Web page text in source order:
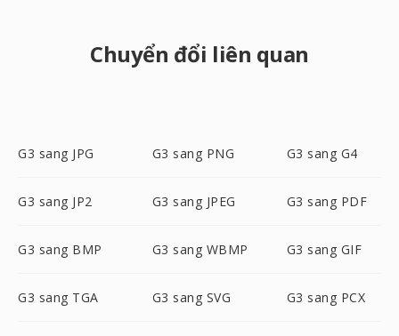
Chuyển đổi liên quan
G3 sang JPG G3 sang PNG G3 sang G4
G3 sang JP2 G3 sang JPEG G3 sang PDF
G3 sang BMP G3 sang WBMP G3 sang GIF
G3 sang TGA G3 sang SVG G3 sang PCX